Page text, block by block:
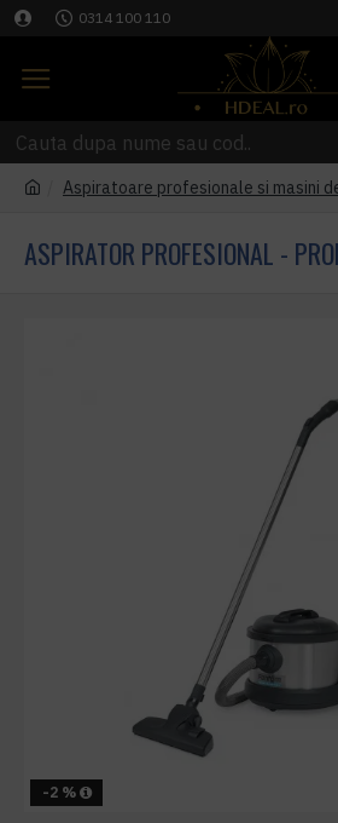
0314 100 110
Aspiratoare profesionale si masini
ASPIRATOR PROFESIONAL -
-2 %